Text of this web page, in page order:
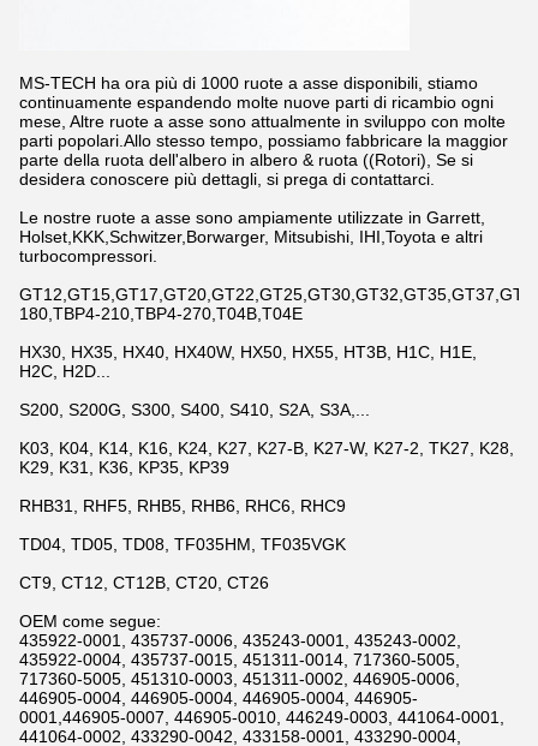
MS-TECH ha ora più di 1000 ruote a asse disponibili, stiamo
continuamente espandendo molte nuove parti di ricambio ogni
mese, Altre ruote a asse sono attualmente in sviluppo con molte
parti popolari.Allo stesso tempo, possiamo fabbricare la maggior
parte della ruota dell'albero in albero & ruota ((Rotori), Se si
desidera conoscere più dettagli, si prega di contattarci.
Le nostre ruote a asse sono ampiamente utilizzate in Garrett,
Holset,KKK,Schwitzer,Borwarger, Mitsubishi, IHI,Toyota e altri
turbocompressori.
180,TBP4-210,TBP4-270,T04B,T04E
HX30, HX35, HX40, HX40W, HX50, HX55, HT3B, H1C, H1E,
H2C, H2D...
S200, S200G, S300, S400, S410, S2A, S3A,...
K03, K04, K14, K16, K24, K27, K27-B, K27-W, K27-2, TK27, K28,
K29, K31, K36, KP35, KP39
RHB31, RHF5, RHB5, RHB6, RHC6, RHC9
TD04, TD05, TD08, TF035HM, TF035VGK
CT9, CT12, CT12B, CT20, CT26
OEM come segue:
435922-0001, 435737-0006, 435243-0001, 435243-0002,
435922-0004, 435737-0015, 451311-0014, 717360-5005,
717360-5005, 451310-0003, 451311-0002, 446905-0006,
446905-0004, 446905-0004, 446905-0004, 446905-
0001,446905-0007, 446905-0010, 446249-0003, 441064-0001,
441064-0002, 433290-0042, 433158-0001, 433290-0004,